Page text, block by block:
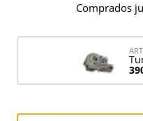
Comprados